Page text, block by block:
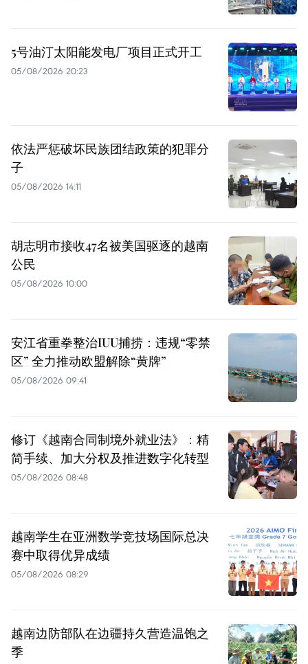
5号油汀太阳能发电厂项目正式开工
05/08/2026 20:23
依法严惩破坏民族团结政策的犯罪分
子
05/08/2026 14:11
胡志明市接收47名被美国驱逐的越南
公民
05/08/2026 10:00
安江省重拳整治IUU捕捞：违规“零禁
区” 全力推动欧盟解除“黄牌”
05/08/2026 09:41
修订《越南合同制境外就业法》：精
简手续、加大分权及推进数字化转型
05/08/2026 08:48
越南学生在亚洲数学竞技场国际总决
赛中取得优异成绩
05/08/2026 08:29
越南边防部队在边疆持久营造温饱之
季